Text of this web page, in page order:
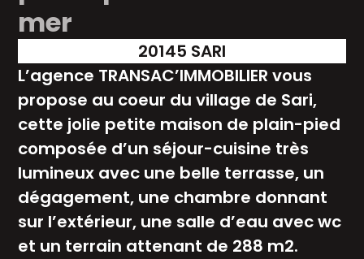
mer
20145 SARI
L’agence TRANSAC’IMMOBILIER vous
propose au coeur du village de Sari,
cette jolie petite maison de plain-pied
composée d’un séjour-cuisine très
lumineux avec une belle terrasse, un
dégagement, une chambre donnant
sur l’extérieur, une salle d’eau avec wc
et un terrain attenant de 288 m2.